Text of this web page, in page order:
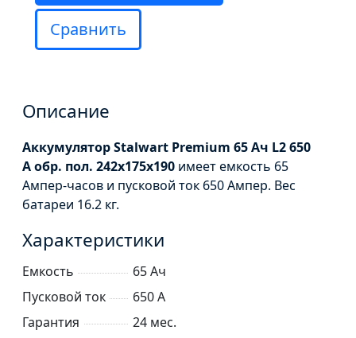
Сравнить
Описание
Аккумулятор Stalwart Premium 65 Ач L2 650
А обр. пол. 242x175x190 имеет емкость 65
Ампер-часов и пусковой ток 650 Ампер. Вес
батареи 16.2 кг.
Характеристики
Емкость
65 Ач
Пусковой ток
650 А
Гарантия
24 мес.